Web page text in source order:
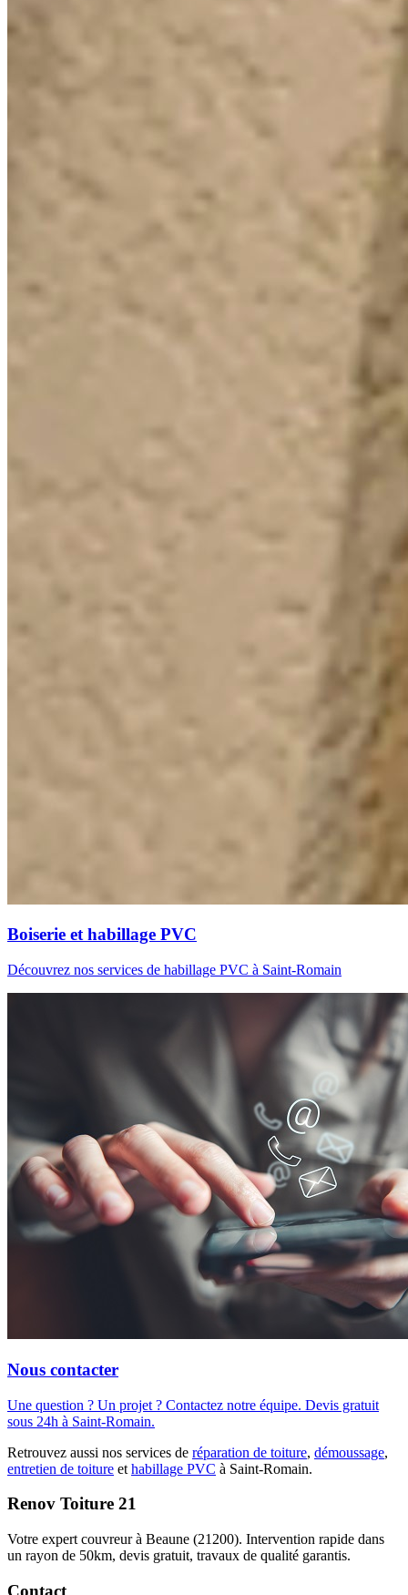
Boiserie et habillage PVC
Découvrez nos services de habillage PVC à Saint-Romain
Nous contacter
Une question ? Un projet ? Contactez notre équipe. Devis gratuit
sous 24h à Saint-Romain.
Retrouvez aussi nos services de réparation de toiture, démoussage,
entretien de toiture et habillage PVC à Saint-Romain.
Renov Toiture 21
Votre expert couvreur à Beaune (21200). Intervention rapide dans
un rayon de 50km, devis gratuit, travaux de qualité garantis.
Contact